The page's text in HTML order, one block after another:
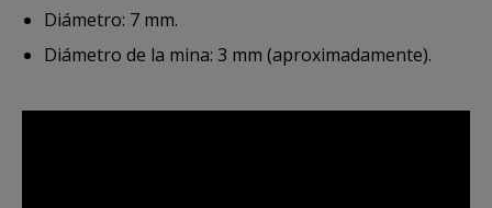
Diámetro: 7 mm.
Diámetro de la mina: 3 mm (aproximadamente).